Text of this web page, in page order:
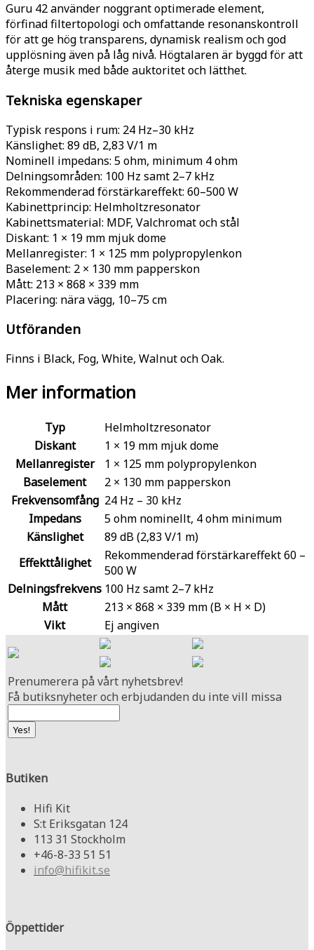
Guru 42 använder noggrant optimerade element,
förfinad filtertopologi och omfattande resonanskontroll
för att ge hög transparens, dynamisk realism och god
upplösning även på låg nivå. Högtalaren är byggd för att
återge musik med både auktoritet och lätthet.
Tekniska egenskaper
Typisk respons i rum: 24 Hz–30 kHz
Känslighet: 89 dB, 2,83 V/1 m
Nominell impedans: 5 ohm, minimum 4 ohm
Delningsområden: 100 Hz samt 2–7 kHz
Rekommenderad förstärkareffekt: 60–500 W
Kabinettprincip: Helmholtzresonator
Kabinettsmaterial: MDF, Valchromat och stål
Diskant: 1 × 19 mm mjuk dome
Mellanregister: 1 × 125 mm polypropylenkon
Baselement: 2 × 130 mm papperskon
Mått: 213 × 868 × 339 mm
Placering: nära vägg, 10–75 cm
Utföranden
Finns i Black, Fog, White, Walnut och Oak.
Mer information
Typ
Helmholtzresonator
Diskant
1 × 19 mm mjuk dome
Mellanregister
1 × 125 mm polypropylenkon
Baselement
2 × 130 mm papperskon
Frekvensomfång 24 Hz – 30 kHz
Impedans
5 ohm nominellt, 4 ohm minimum
Känslighet
89 dB (2,83 V/1 m)
Effekttålighet
Rekommenderad förstärkareffekt 60 –
500 W
Delningsfrekvens 100 Hz samt 2–7 kHz
Mått
213 × 868 × 339 mm (B × H × D)
Vikt
Ej angiven
Prenumerera på vårt nyhetsbrev!
Få butiksnyheter och erbjudanden du inte vill missa
Butiken
Hifi Kit
S:t Eriksgatan 124
113 31 Stockholm
+46-8-33 51 51
info@hifikit.se
Öppettider